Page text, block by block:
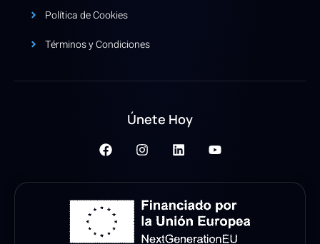
Política de Cookies
Términos y Condiciones
Únete Hoy